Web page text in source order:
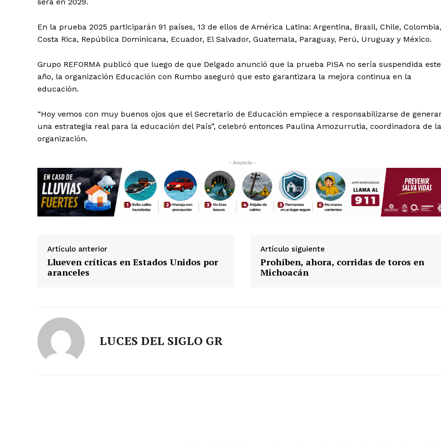
En la prueba 2025 participarán 91 países, 13 de ellos de América Latina: Argentina, Brasil, Chile, Colombia,
Costa Rica, República Dominicana, Ecuador, El Salvador, Guatemala, Paraguay, Perú, Uruguay y México.
Grupo REFORMA publicó que luego de que Delgado anunció que la prueba PISA no sería suspendida este
año, la organización Educación con Rumbo aseguró que esto garantizara la mejora continua en la
educación.
“Hoy vemos con muy buenos ojos que el Secretario de Educación empiece a responsabilizarse de
una estrategia real para la educación del País”, celebró entonces Paulina Amozurrutia, coordinadora de la
organización.
- Anuncio -
Artículo anterior
Llueven críticas en Estados Unidos por
aranceles
Artículo siguiente
Prohíben, ahora, corridas de toros en
Michoacán
LUCES DEL SIGLO GR